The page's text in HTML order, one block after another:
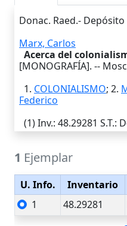
Donac. Raed.- Depósito
Marx, Carlos
Acerca del
[MONOGRAFÍA]. --
1. COLONIALISMO; 2.
Federico
(1)Inv.: 48.29281 S.T.:
1 Ejemplar
U. Info. Inventario
1
48.29281